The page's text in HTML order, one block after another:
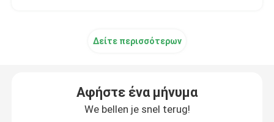
Υδραυλικό παρέμβυσμα ελαίου
Δείτε περισσότερων
Αφήστε ένα μήνυμα
We bellen je snel terug!